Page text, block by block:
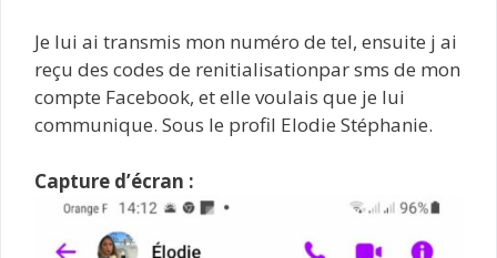
Je lui ai transmis mon numéro de tel, ensuite j ai
reçu des codes de renitialisationpar sms de mon
compte Facebook, et elle voulais que je lui
communique. Sous le profil Elodie Stéphanie.
Capture d’écran :